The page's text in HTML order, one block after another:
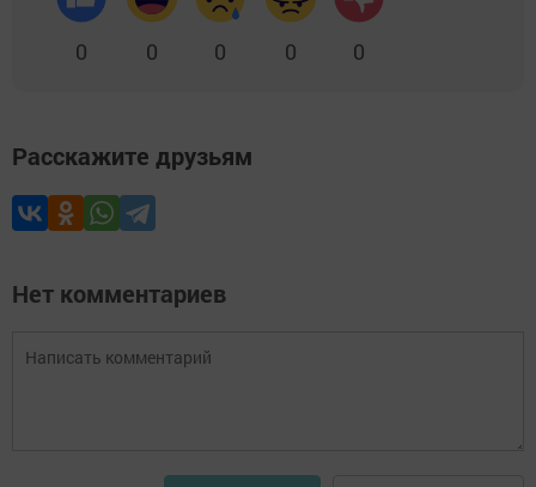
0 0 0 0 0
Расскажите друзьям
Нет комментариев